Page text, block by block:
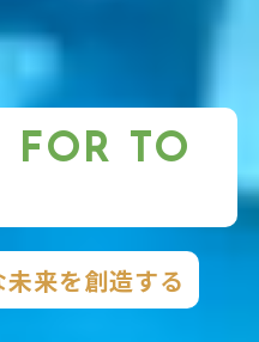
FOR TO
来を創造する